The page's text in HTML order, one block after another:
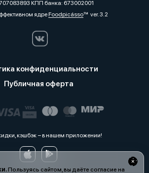
Пользуясь сайтом, вы даёте согласие на
КПП банка: 673002001
ядреFoodpicássover. 3.2
конфиденциальности
Публичная оферта
кэшбэк − в нашем приложении!